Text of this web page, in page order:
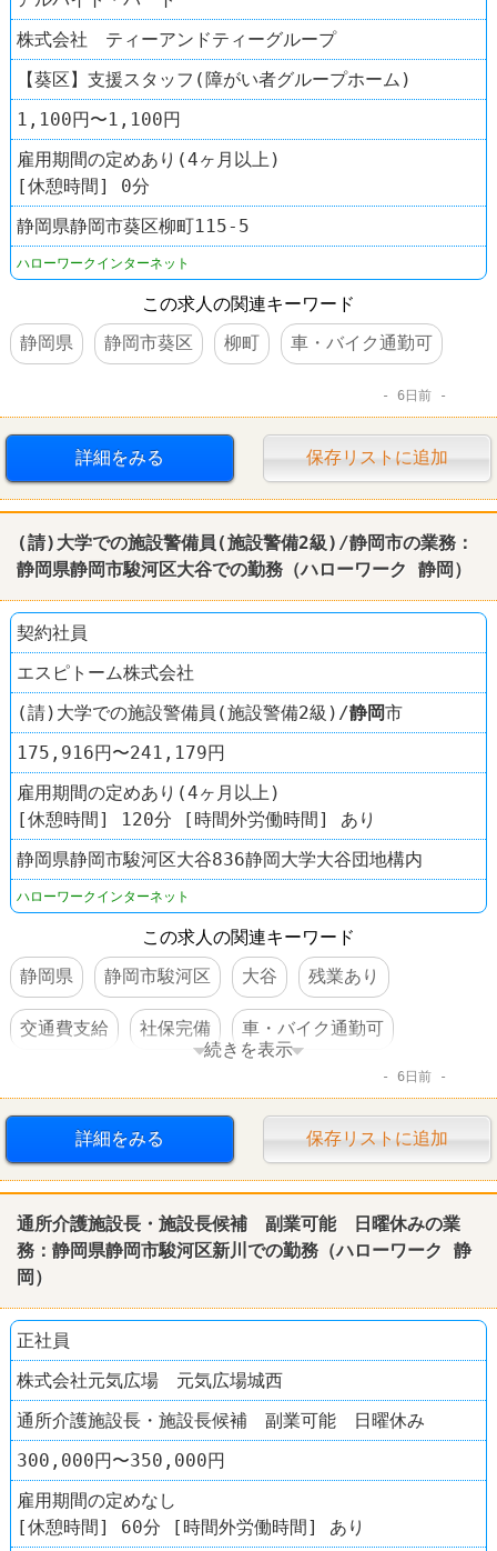
株式会社 ティーアンドティーグループ
【葵区】支援スタッフ(障がい者グループホーム)
1,100円〜1,100円
雇用期間の定めあり(4ヶ月以上)
[休憩時間] 0分
静岡県静岡市葵区柳町115-5
ハローワークインターネット
この求人の関連キーワード
静岡県
静岡市葵区 柳町 車・バイク通勤可
6日前
詳細をみる 保存リストに追加
(請)大学での施設警備員(施設警備2級)/静岡市の業務：
静岡県静岡市駿河区大谷での勤務（ハローワーク 静岡 ）
契約社員
エスピトーム株式会社
(請)大学での施設警備員(施設警備2級)/静岡市
175,916円〜241,179円
雇用期間の定めあり(4ヶ月以上)
[休憩時間] 120分 [時間外労働時間] あり
静岡県静岡市駿河区大谷836静岡大学大谷団地構内
ハローワークインターネット
この求人の関連キーワード
静岡県
静岡市駿河区 大谷 残業あり
交通費支給 社保完備 車・バイク通勤可
続きを表示
6日前
詳細をみる 保存リストに追加
通所介護施設長・施設長候補 副業可能 日曜休みの業
務： 静岡県静岡市駿河区新川での勤務（ハローワーク
静
岡 ）
正社員
株式会社元気広場 元気広場城西
通所介護施設長・施設長候補 副業可能 日曜休み
300,000円〜350,000円
雇用期間の定めなし
[休憩時間] 60分 [時間外労働時間] あり